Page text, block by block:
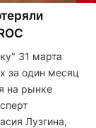
31 марта
за один месяц
на рынке
Лузгина,